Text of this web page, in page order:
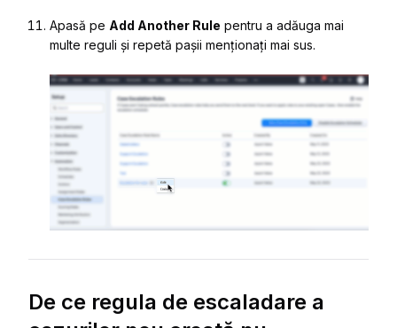
Apasă pe Add Another Rule pentru a adăuga mai
multe reguli și repetă pașii menționați mai sus.
De ce regula de escaladare a